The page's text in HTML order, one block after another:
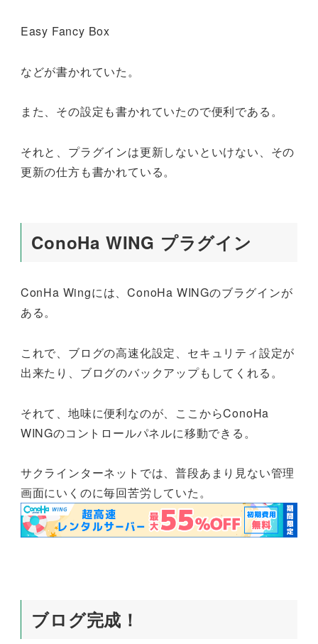
Easy Fancy Box
などが書かれていた。
また、その設定も書かれていたので便利である。
それと、プラグインは更新しないといけない、その
更新の仕方も書かれている。
ConoHa WING プラグイン
ConHa Wingには、ConoHa WINGのブラグインが
ある。
これで、ブログの高速化設定、セキュリティ設定が
出来たり、ブログのバックアップもしてくれる。
それて、地味に便利なのが、ここからConoHa
WINGのコントロールパネルに移動できる。
サクラインターネットでは、普段あまり見ない管理
画面にいくのに毎回苦労していた。
ブログ完成！